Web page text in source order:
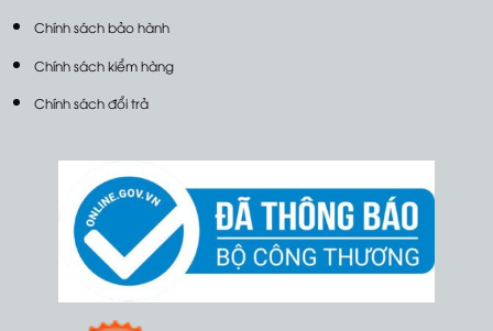
Chính sách bảo hành
Chính sách kiểm hàng
Chính sách đổi trả